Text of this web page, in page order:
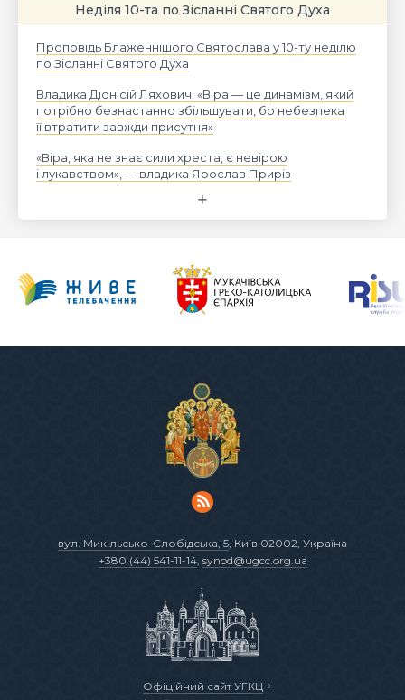
Неділя 10-та по Зісланні Святого Духа
Проповідь Блаженнішого Святослава у 10-ту неділю
по Зісланні Святого Духа
Владика Діонісій Ляхович: «Віра — це динамізм, який
потрібно безнастанно збільшувати, бо небезпека
її втратити завжди присутня»
«Віра, яка не знає сили хреста, є невірою
і лукавством», — владика Ярослав Приріз
вул. Микільсько-Слобідська, 5 , Київ 02002, Україна
+380 (44) 541-11-14, synod@ugcc.org.ua
Офіційний сайт УГКЦ